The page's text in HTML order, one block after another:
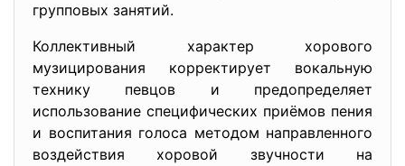
групповых занятий.
Коллективный характер хорового
музицирования корректирует вокальную
технику певцов и предопределяет
использование специфических приёмов пения
и воспитания голоса методом направленного
воздействия хоровой звучности на